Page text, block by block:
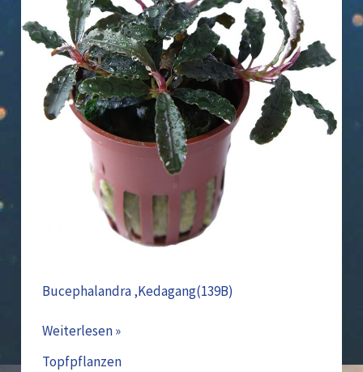
Bucephalandra ‚Kedagang(139B)
Weiterlesen »
Topfpflanzen